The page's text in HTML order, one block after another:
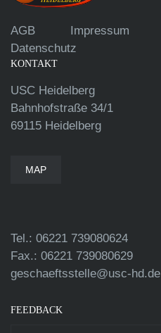
AGB Impressum
Datenschutz
KONTAKT
USC Heidelberg
Bahnhofstraße 34/1
69115 Heidelberg
MAP
Tel.: 06221 739080624
Fax.: 06221 739080629
geschaeftsstelle@usc-hd.de
FEEDBACK